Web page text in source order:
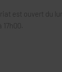
est ouvert du